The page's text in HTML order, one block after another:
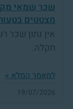
שכר שמאי
מצטטים
אין נתון שכר
תקלה.
למאמר המלא »
19/07/2026